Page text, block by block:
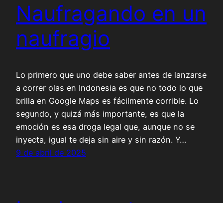
Naufragando en un
naufragio
Lo primero que uno debe saber antes de lanzarse
a correr olas en Indonesia es que no todo lo que
brilla en Google Maps es fácilmente corrible. Lo
segundo, y quizá más importante, es que la
emoción es esa droga legal que, aunque no se
inyecta, igual te deja sin aire y sin razón. Y…
9 de abril de 2025